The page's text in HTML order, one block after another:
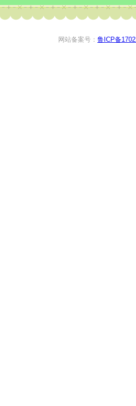
网站备案号： 鲁ICP备